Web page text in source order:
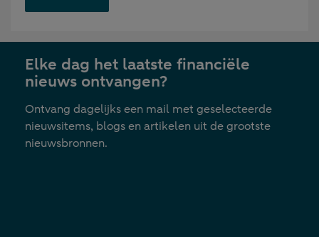
link
nieuwe
tab
Elke dag het laatste financiële
nieuws ontvangen?
Ontvang dagelijks een mail met geselecteerde
nieuwsitems, blogs en artikelen uit de grootste
nieuwsbronnen.